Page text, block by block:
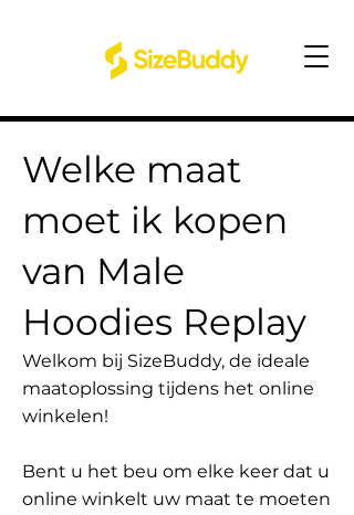
Welke maat
moet ik kopen
van Male
Hoodies Replay
Welkom bij SizeBuddy, de ideale
maatoplossing tijdens het online
winkelen!
Bent u het beu om elke keer dat u
online winkelt uw maat te moeten